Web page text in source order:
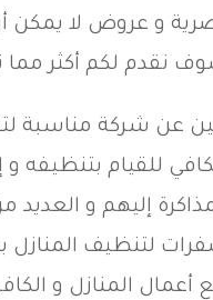
و عروض لا يمكن
نقدم لكم أكثر مما
عن شركة مناسبة
للقيام بتنظيفه
إليهم و العديد من
لتنظيف المنازل
المنازل و